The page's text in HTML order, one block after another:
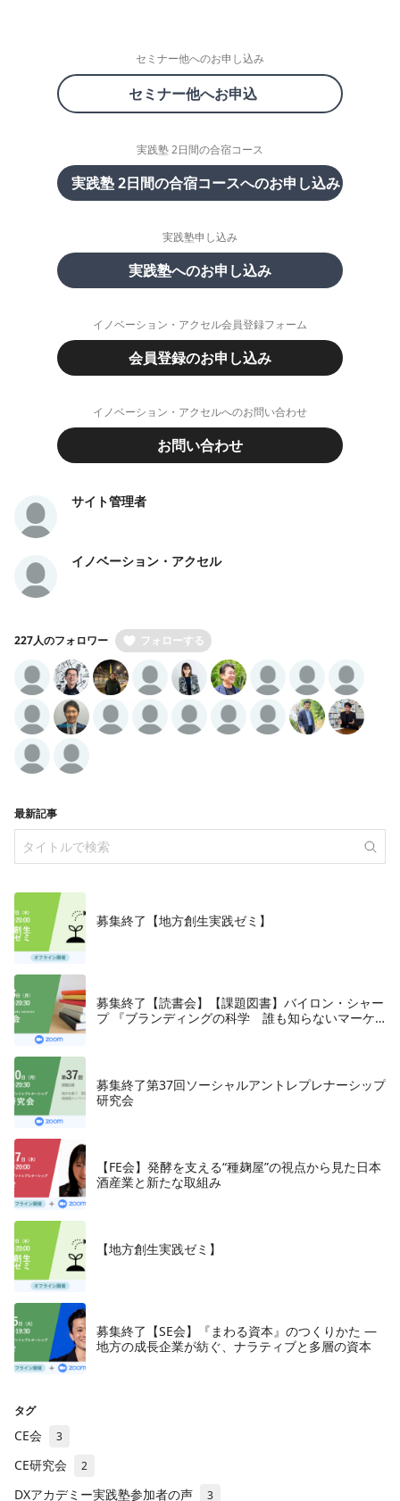
セミナー他へのお申し込み
セミナー他へお申込
実践塾 2日間の合宿コース
実践塾 2日間の合宿コースへのお申し込み
実践塾申し込み
実践塾へのお申し込み
イノベーション・アクセル会員登録フォーム
会員登録のお申し込み
イノベーション・アクセルへのお問い合わせ
お問い合わせ
サイト管理者
イノベーション・アクセル
227人のフォロワー フォローする
最新記事
募集終了【地方創生実践ゼミ】
募集終了【読書会】【課題図書】バイロン・シャー
プ 『ブランディングの科学 誰も知らないマーケ
募集終了第37回ソーシャルアントレプレナーシップ
研究会
【FE会】発酵を支える“種麹屋”の視点から見た日本
酒産業と新たな取組み
【地方創生実践ゼミ】
募集終了【SE会】『まわる資本』のつくりかた —
地方の成長企業が紡ぐ、ナラティブと多層の資本
タグ
CE会 3
CE研究会 2
DXアカデミー実践塾参加者の声 3